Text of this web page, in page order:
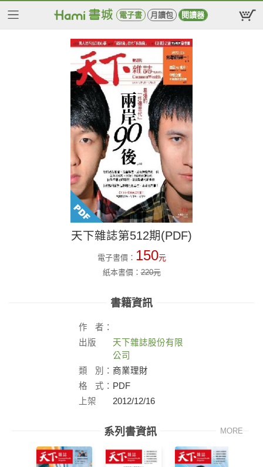
電子書 月讀包 閱讀器
天下雜誌第512期(PDF)
電子書價： 150元
紙本書價：220元
書籍資訊
作
者：
出版
天下雜誌股份有限
公司
類
別： 商業理財
格
式： PDF
上架
2012/12/16
系列書資訊 MORE